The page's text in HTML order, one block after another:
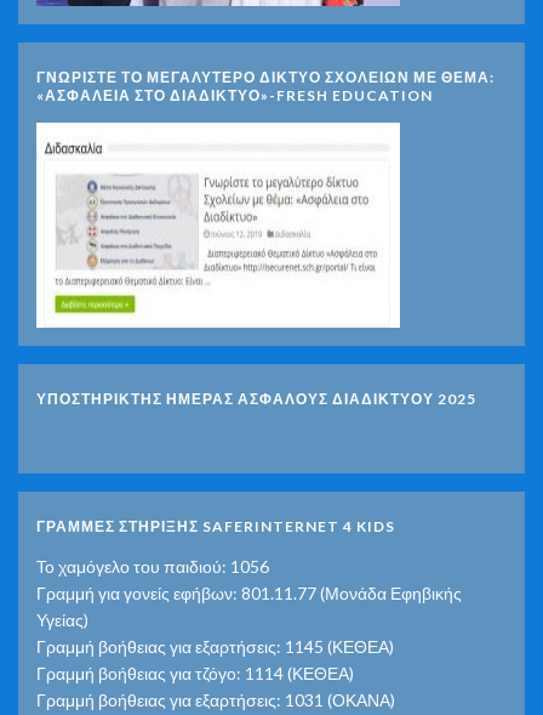
ΓΝΩΡΊΣΤΕ ΤΟ ΜΕΓΑΛΎΤΕΡΟ ΔΊΚΤΥΟ ΣΧΟΛΕΊΩΝ ΜΕ ΘΈΜΑ:
«ΑΣΦΆΛΕΙΑ ΣΤΟ ΔΙΑΔΊΚΤΥΟ»-FRESH EDUCATION
ΥΠΟΣΤΗΡΙΚΤΗΣ ΗΜΕΡΑΣ ΑΣΦΑΛΟΥΣ ΔΙΑΔΙΚΤΥΟΥ 2025
ΓΡΑΜΜΕΣ ΣΤΗΡΙΞΗΣ SAFERINTERNET 4 KIDS
Το χαμόγελο του παιδιού: 1056
Γραμμή για γονείς εφήβων: 801.11.77 (Μονάδα Εφηβικής
Υγείας)
Γραμμή βοήθειας για εξαρτήσεις: 1145 (ΚΕΘΕΑ)
Γραμμή βοήθειας για τζόγο: 1114 (ΚΕΘΕΑ)
Γραμμή βοήθειας για εξαρτήσεις: 1031 (ΟΚΑΝΑ)